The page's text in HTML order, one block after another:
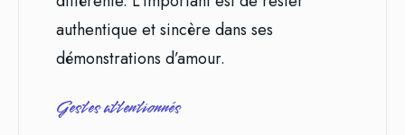
authentique et sincère dans ses
démonstrations d’amour.
Gestes attentionnés